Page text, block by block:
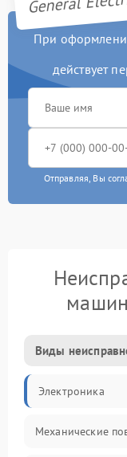
При
действует
Отправляя, Вы
Виды
Электроника
Механические